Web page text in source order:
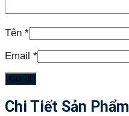
Tên *
Email *
Chi Tiết Sản Phẩm